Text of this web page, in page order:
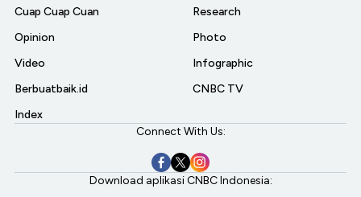
Cuap Cuap Cuan
Opinion
Video
Berbuatbaik.id
Index
Research
Photo
Infographic
CNBC TV
Connect With Us:
Download aplikasi CNBC Indonesia: